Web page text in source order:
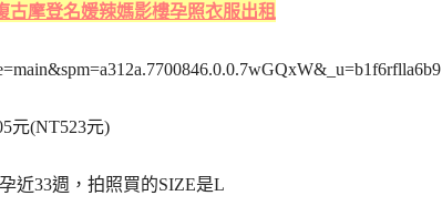
古摩登名媛辣媽影樓孕照衣服出租
元(NT523元)
近33週，拍照買的SIZE是L